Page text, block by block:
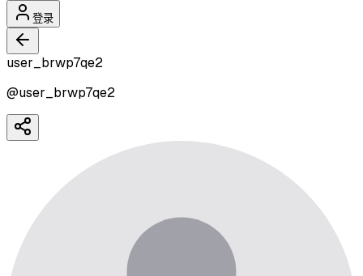
登录
user_brwp7qe2
@user_brwp7qe2